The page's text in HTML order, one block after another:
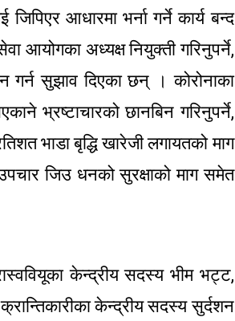
आधारमा भर्ना गर्ने कार्य बन्द
आयोगका अध्यक्ष नियुक्ती गरिनुपर्ने,
गर्न सुझाव दिएका छन् । कोरोनाका
भ्रष्टाचारको छानबिन गरिनुपर्ने,
भाडा बृद्धि खारेजी लगायतको माग
जिउ धनको सुरक्षाको माग समेत
केन्द्रीय सदस्य भीम भट्ट,
केन्द्रीय सदस्य सुर्दशन